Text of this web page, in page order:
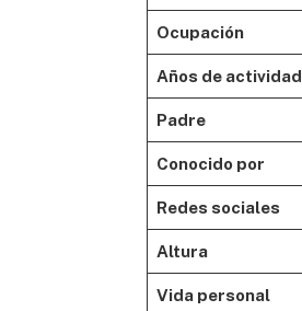
Ocupación
Años de actividad
Padre
Conocido por
Redes sociales
Altura
Vida personal